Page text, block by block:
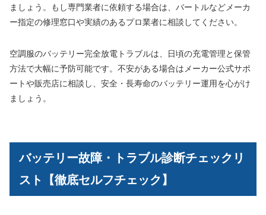
ましょう。もし専門業者に依頼する場合は、バートルなどメーカ
ー指定の修理窓口や実績のあるプロ業者に相談してください。
空調服のバッテリー完全放電トラブルは、日頃の充電管理と保管
方法で大幅に予防可能です。不安がある場合はメーカー公式サポ
ートや販売店に相談し、安全・長寿命のバッテリー運用を心がけ
ましょう。
バッテリー故障・トラブル診断チェックリ
スト【徹底セルフチェック】